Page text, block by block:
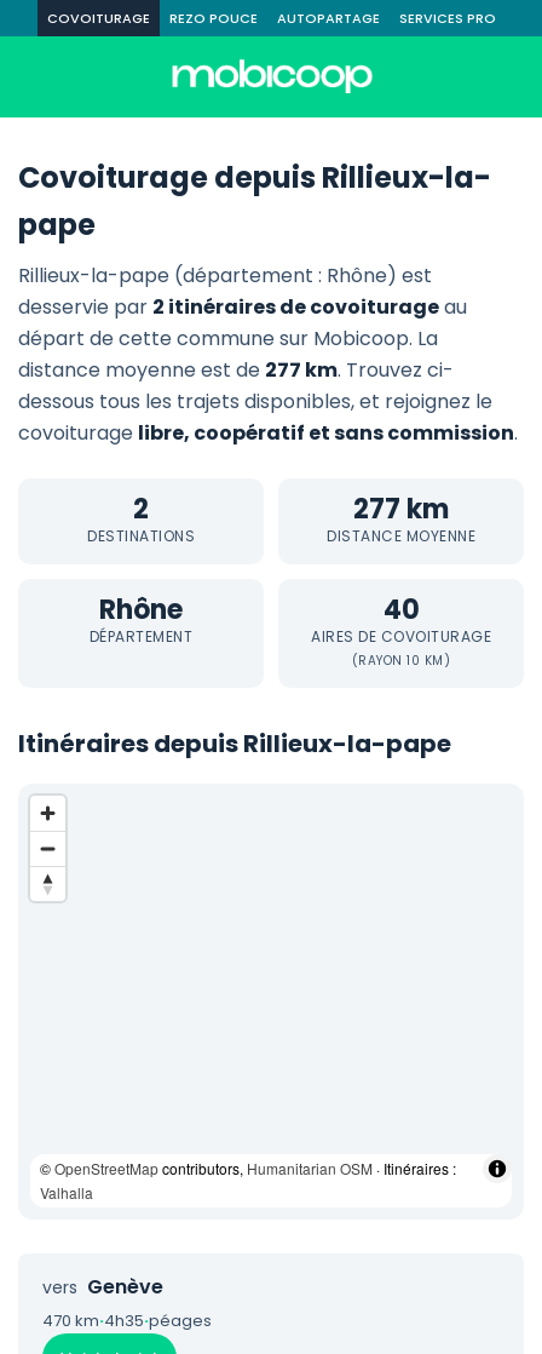
COVOITURAGE REZO POUCE AUTOPARTAGE SERVICES PRO
Covoiturage depuis Rillieux-la-
pape
Rillieux-la-pape (département : Rhône) est
desservie par 2 itinéraires de covoiturageau
départ de cette commune sur Mobicoop. La
distance moyenne est de 277 km. Trouvez ci-
dessous tous les trajets disponibles, et rejoignez le
covoiturage libre, coopératif et sans commission.
2
DESTINATIONS
277 km
DISTANCE MOYENNE
Rhône
DÉPARTEMENT
40
AIRES DE COVOITURAGE
(RAYON 10 KM)
Itinéraires depuis Rillieux-la-pape
©OpenStreetMapcontributors, Humanitarian OSM · Itinéraires :
Valhalla
vers Genève
470 km·4h35·péages